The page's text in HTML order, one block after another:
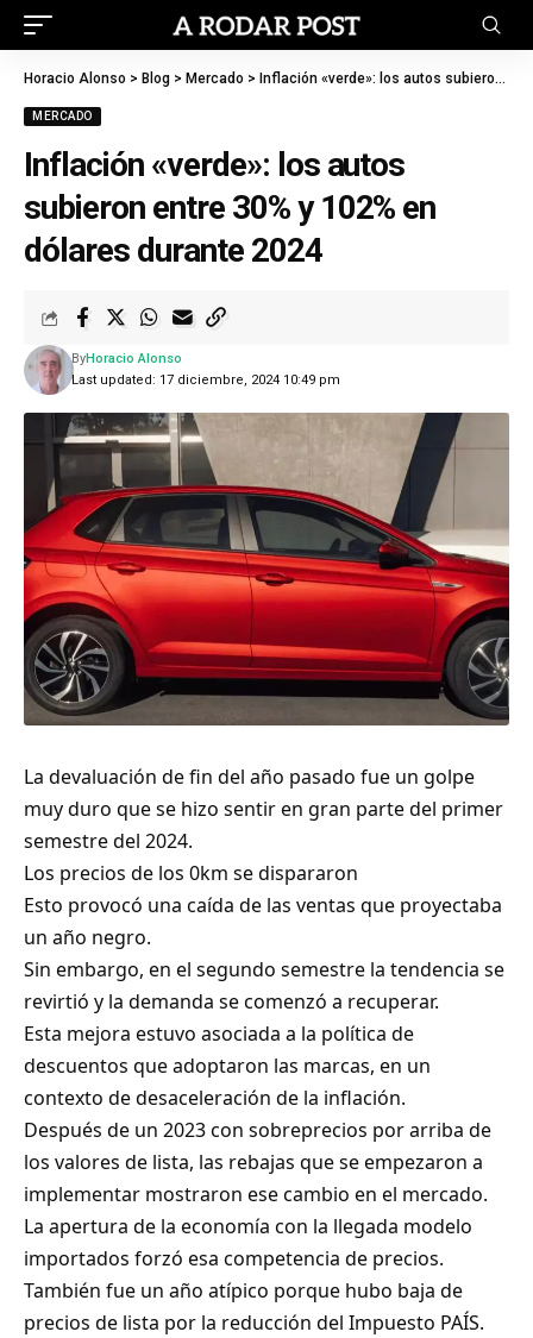
Horacio Alonso > Blog > Mercado > Inflación «verde»: los autos subieron entre 30% y 102% en dólares durante 2024
MERCADO
Inflación «verde»: los autos
subieron entre 30% y 102% en
dólares durante 2024
Last updated: 17 diciembre, 2024 10:49 pm
ByHoracio Alonso
La devaluación de fin del año pasado fue un golpe
muy duro que se hizo sentir en gran parte del primer
semestre del 2024.
Los precios de los 0km se dispararon
Esto provocó una caída de las ventas que proyectaba
un año negro.
Sin embargo, en el segundo semestre la tendencia se
revirtió y la demanda se comenzó a recuperar.
Esta mejora estuvo asociada a la política de
descuentos que adoptaron las marcas, en un
contexto de desaceleración de la inflación.
Después de un 2023 con sobreprecios por arriba de
los valores de lista, las rebajas que se empezaron a
implementar mostraron ese cambio en el mercado.
La apertura de la economía con la llegada modelo
importados forzó esa competencia de precios.
También fue un año atípico porque hubo baja de
precios de lista por la reducción del Impuesto PAÍS.